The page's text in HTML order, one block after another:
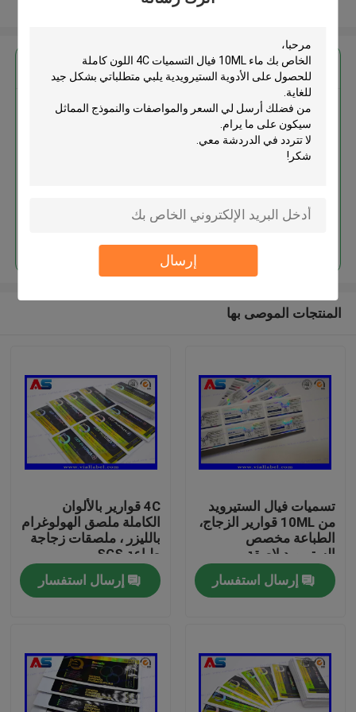
إرسال
منتجات
معلومات عنا
عرض المزيد
احصل على افضل سعر ل
ماء 10ML فيال التسميات 4C اللون
كاملة للحصول على الأدوية
الستيرويدية
المنتجات الموصى بها
تسميات فيال الستيرويد
من 10ML قوارير الزجاج،
الطباعة مخصص
الستيرويد لاصقة
إرسال استفسار
4C قوارير بالألوان
الكاملة ملصق الهولوغرام
بالليزر ، ملصقات زجاجة
طباعة SGS
إرسال استفسار